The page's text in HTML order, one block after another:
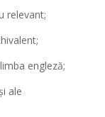
relevant;
engleză;
ale